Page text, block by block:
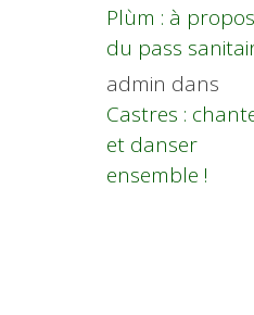
Plùm : à propos
du pass
admin dans
Castres :
et danser
ensemble !